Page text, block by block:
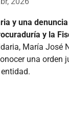
y una
y la
María José
una orden